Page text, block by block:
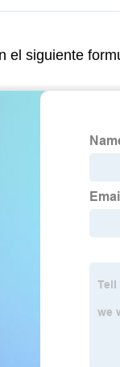
el siguiente